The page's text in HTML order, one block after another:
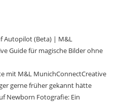
Autopilot (Beta) | M&L
Guide für magische Bilder ohne
mit M&L MunichConnectCreative
gerne früher gekannt hätte
Newborn Fotografie: Ein